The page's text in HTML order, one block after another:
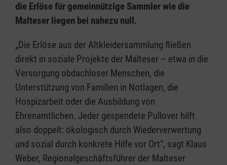
die Erlöse für gemeinnützige Sammler wie die
Malteser liegen bei nahezu null.
„Die Erlöse aus der Altkleidersammlung fließen
direkt in soziale Projekte der Malteser – etwa in die
Versorgung obdachloser Menschen, die
Unterstützung von Familien in Notlagen, die
Hospizarbeit oder die Ausbildung von
Ehrenamtlichen. Jeder gespendete Pullover hilft
also doppelt: ökologisch durch Wiederverwertung
und sozial durch konkrete Hilfe vor Ort“, sagt Klaus
Weber, Regionalgeschäftsführer der Malteser